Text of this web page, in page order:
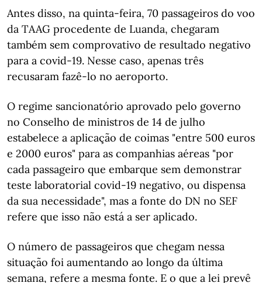
Antes disso, na quinta-feira, 70 passageiros do voo
da TAAG procedente de Luanda, chegaram
também sem comprovativo de resultado negativo
para a covid-19. Nesse caso, apenas três
recusaram fazê-lo no aeroporto.
O regime sancionatório aprovado pelo governo
no Conselho de ministros de 14 de julho
estabelece a aplicação de coimas "entre 500 euros
e 2000 euros" para as companhias aéreas "por
cada passageiro que embarque sem demonstrar
teste laboratorial covid-19 negativo, ou dispensa
da sua necessidade", mas a fonte do DN no SEF
refere que isso não está a ser aplicado.
O número de passageiros que chegam nessa
situação foi aumentando ao longo da última
semana, refere a mesma fonte. E o que a lei prevê